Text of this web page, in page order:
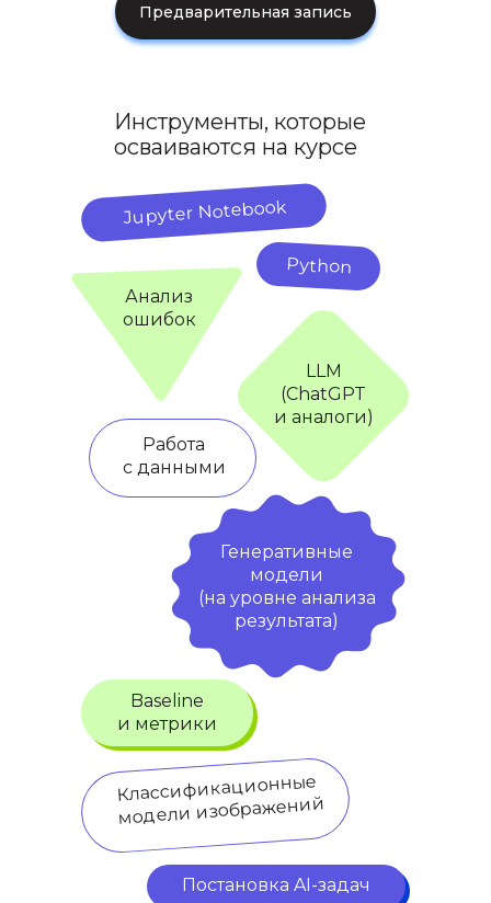
Предварительная запись
LLM
(ChatGPT
и аналоги)
Постановка AI-задач
Baseline
и метрики
Генеративные
модели
(на уровне анализа
результата)
Анализ
ошибок
Python
Jupyter Notebook
Классификационные
модели изображений
Работа
с данными
Инструменты, которые
осваиваются на курсе